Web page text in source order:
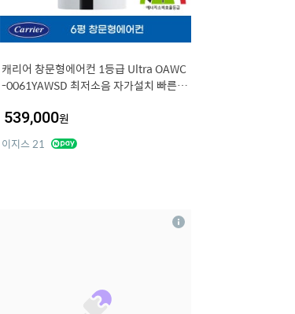
캐리어 창문형에어컨 1등급 Ultra OAWC
-0061YAWSD 최저소음 자가설치 빠른출
539,000원
이지스 21
상